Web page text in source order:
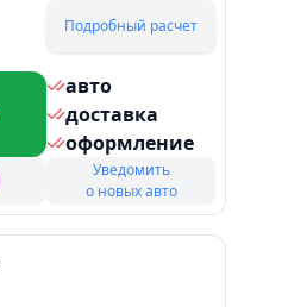
Подробный расчет
авто
доставка
оформление
Уведомить
о новых авто